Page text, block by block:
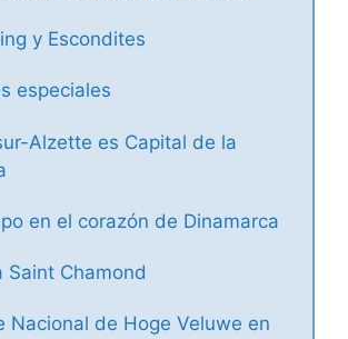
y Escondites
especiales
Alzette es Capital de la
en el corazón de Dinamarca
Saint Chamond
Nacional de Hoge Veluwe en